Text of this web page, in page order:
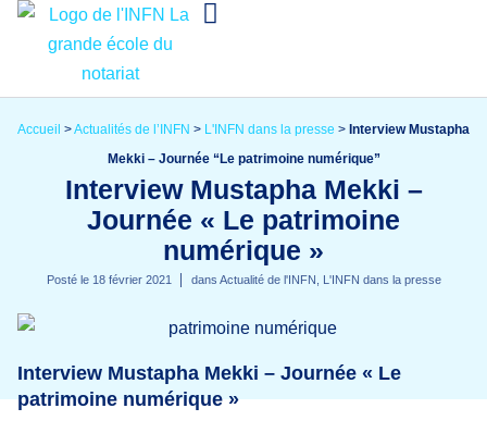
Accueil >Actualités de l’INFN > L'INFN dans la presse > Interview Mustapha
Mekki – Journée “Le patrimoine numérique”
Interview Mustapha Mekki –
Journée « Le patrimoine
numérique »
Posté le 18 février 2021 dans Actualité de l'INFN L'INFN dans la presse
Interview Mustapha Mekki – Journée « Le
patrimoine numérique »